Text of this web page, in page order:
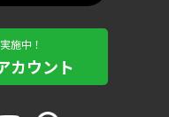
施中！
カウント